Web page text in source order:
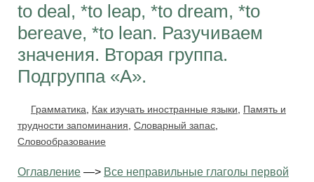
to deal, *to leap, *to dream, *to
bereave, *to lean. Разучиваем
значения. Вторая группа.
Подгруппа «А».
Грамматика Как изучать иностранные языки
Память и
трудности запоминания Словарный запас
Словообразование
Оглавление —> Все неправильные глаголы первой